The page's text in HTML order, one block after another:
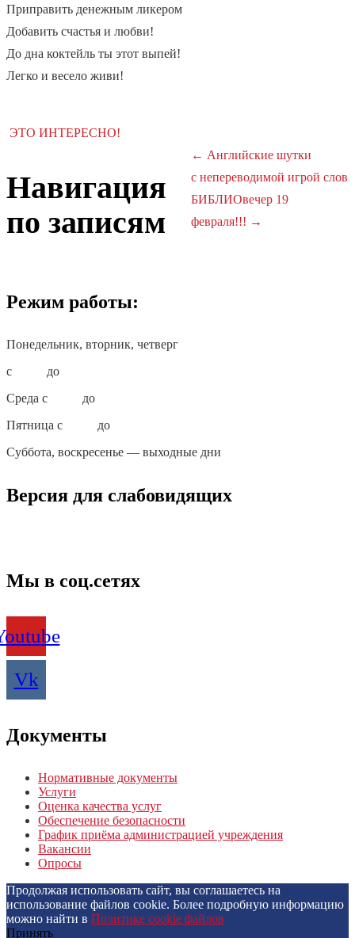
Приправить денежным ликером
Добавить счастья и любви!
До дна коктейль ты этот выпей!
Легко и весело живи!
ЭТО ИНТЕРЕСНО!
Навигация
по записям
← Английские шутки
с непереводимой игрой слов
БИБЛИОвечер 19
февраля!!! →
Режим работы:
Понедельник, вторник, четверг
с
до
Среда с
до
Пятница с
до
Суббота, воскресенье — выходные дни
Версия для слабовидящих
Мы в соц.сетях
Vk
Документы
Нормативные документы
Услуги
Оценка качества услуг
Обеспечение безопасности
График приёма администрацией учреждения
Вакансии
Опросы
Продолжая использовать сайт, вы соглашаетесь на
использование файлов cookie. Более подробную информацию
можно найти в Политике cookie файлов
Принять